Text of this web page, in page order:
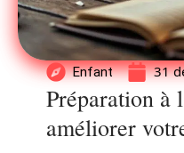
Enfant 31
Préparation à
améliorer